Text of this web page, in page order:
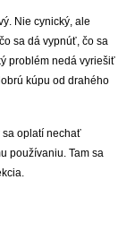
Nie cynický, ale
sa dá vypnúť, čo sa
problém nedá vyriešiť
kúpu od drahého
sa oplatí nechať
používaniu. Tam sa